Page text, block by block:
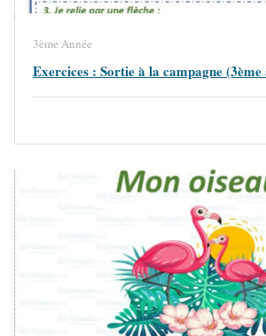
3ème Année
Exercices : Sortie à la campagne (3ème